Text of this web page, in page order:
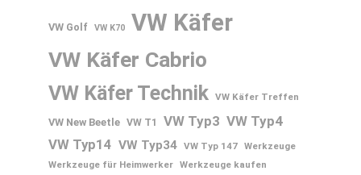
VW Golf VW K70 VW Käfer
VW Käfer Cabrio
VW Käfer Technik VW Käfer Treffen
VW New Beetle VW T1 VW Typ3 VW Typ4
VW Typ14 VW Typ34 VW Typ 147 Werkzeuge
Werkzeuge für Heimwerker Werkzeuge kaufen